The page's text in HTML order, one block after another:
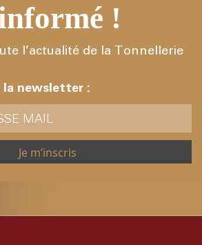
!
l’actualité de la Tonnellerie
la newsletter :